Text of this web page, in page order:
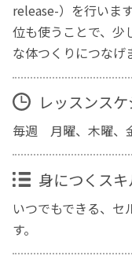
release-）を行いま
位も使うことで、少
な体つくりにつなげ
レッスンス
毎週 月曜、木曜、
身につくス
いつでもできる、セ
す。